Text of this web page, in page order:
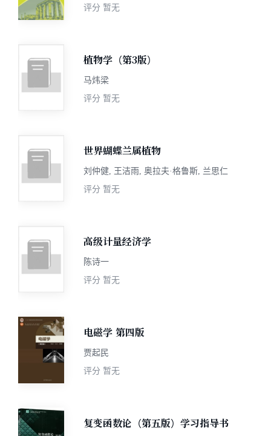
评分 暂无
植物学（第3版）
马炜梁
评分 暂无
世界蝴蝶兰属植物
刘仲健, 王洁雨, 奥拉夫·格鲁斯, 兰思仁
评分 暂无
高级计量经济学
陈诗一
评分 暂无
电磁学 第四版
贾起民
评分 暂无
复变函数论（第五版）学习指导书